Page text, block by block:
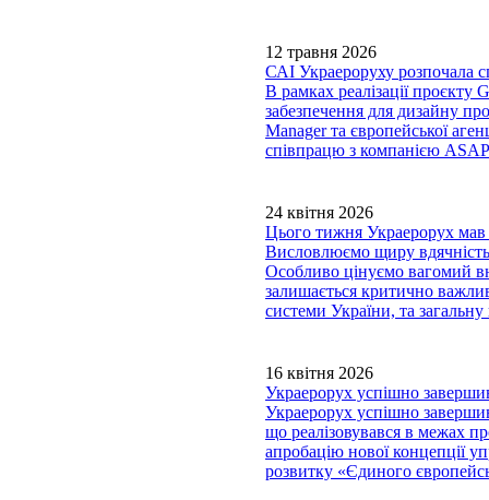
12 травня 2026
САІ Украероруху розпочала
В рамках реалізації
забезпечення для дизайну
Manager та європейської
співпрацю з компанією
24 квітня 2026
Цього тижня Украерорух мав
Висловлюємо щиру вдячність
Особливо цінуємо вагомий
залишається критично
системи України, та загальну
16 квітня 2026
Украерорух успішно
Украерорух успішно
що реалізовувався в межах
апробацію нової концепції
розвитку «Єдиного